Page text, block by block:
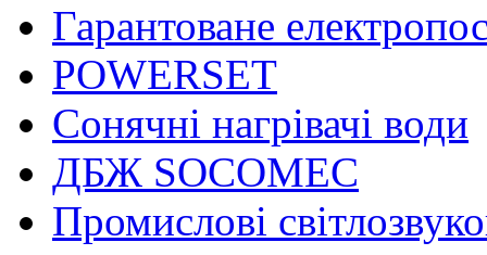
Гарантоване
POWERSET
Сонячні нагрівачі води
ДБЖ SOCOMEC
Промислові